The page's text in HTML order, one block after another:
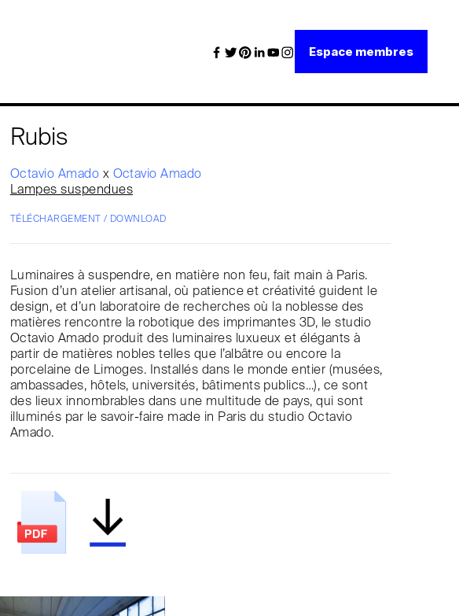
Espace membres
Rubis
Octavio Amado x Octavio Amado
Lampes suspendues
TÉLÉCHARGEMENT / DOWNLOAD
Luminaires à suspendre, en matière non feu, fait main à Paris.
Fusion d’un atelier artisanal, où patience et créativité guident le
design, et d’un laboratoire de recherches où la noblesse des
matières rencontre la robotique des imprimantes 3D, le studio
Octavio Amado produit des luminaires luxueux et élégants à
partir de matières nobles telles que l’albâtre ou encore la
porcelaine de Limoges. Installés dans le monde entier (musées,
ambassades, hôtels, universités, bâtiments publics…), ce sont
des lieux innombrables dans une multitude de pays, qui sont
illuminés par le savoir-faire made in Paris du studio Octavio
Amado.